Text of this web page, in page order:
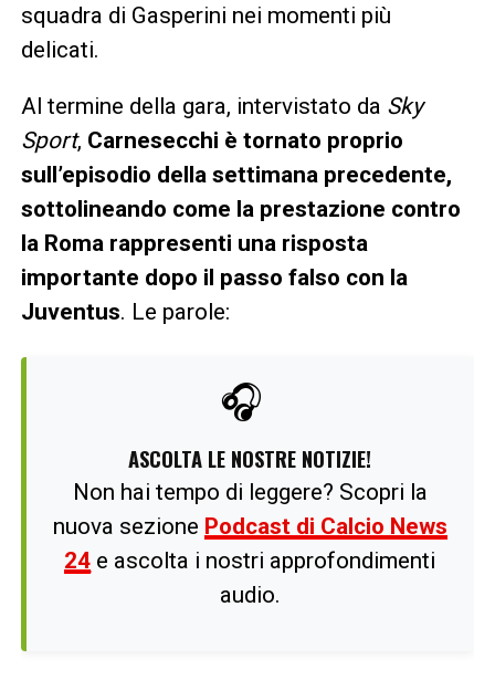
squadra di Gasperini nei momenti più
delicati.
Al termine della gara, intervistato da Sky
Sport, Carnesecchi è tornato proprio
sull’episodio della settimana precedente,
sottolineando come la prestazione contro
la Roma rappresenti una risposta
importante dopo il passo falso con la
Juventus. Le parole:
🎧
ASCOLTA LE NOSTRE NOTIZIE!
Non hai tempo di leggere? Scopri la
nuova sezione Podcast di Calcio News
24 e ascolta i nostri approfondimenti
audio.